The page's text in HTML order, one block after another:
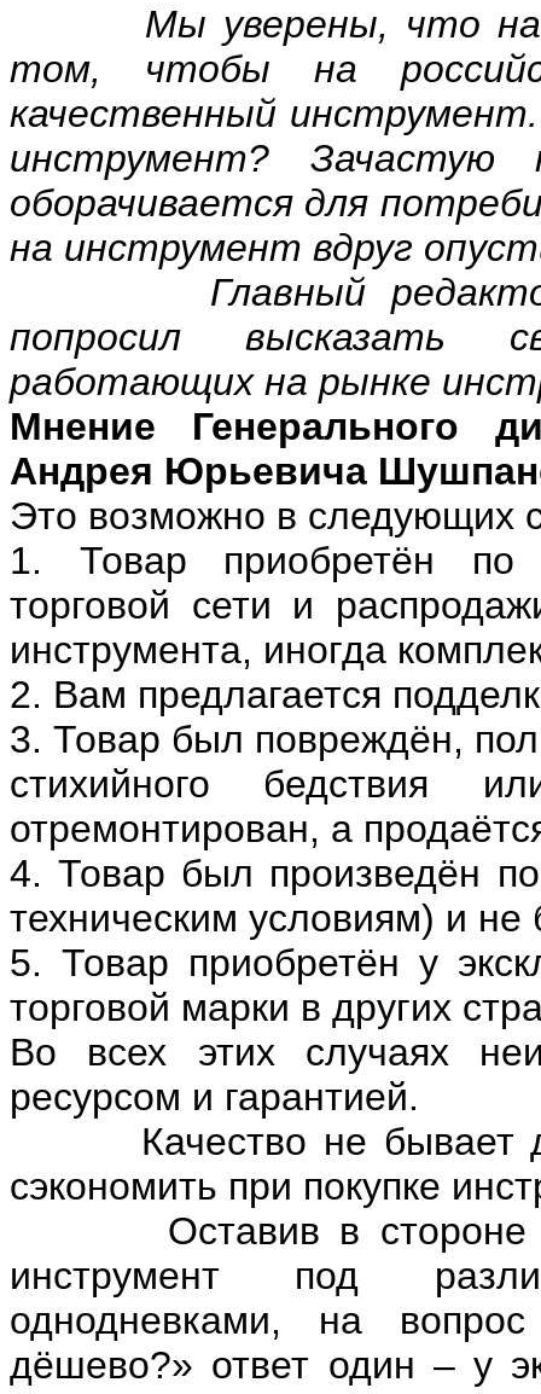
Мы уверены, что наши
том, чтобы на
качественный
инструмент?
оборачивается для
на инструмент вдруг
Главный редактор
попросил высказать
работающих на рынке
Мнение Генерального
Андрея Юрьевича
Это возможно в следующих
1. Товар приобретён по
торговой сети и
инструмента, иногда
2. Вам предлагается
3. Товар был повреждён,
стихийного бедствия
отремонтирован, а
4. Товар был произведён
техническим условиям) и
5. Товар приобретён у
торговой марки в других
Во всех этих случаях
ресурсом и гарантией.
Качество не бывает
сэкономить при покупке
Оставив в стороне
инструмент под
однодневками, на
дёшево?» ответ один – у